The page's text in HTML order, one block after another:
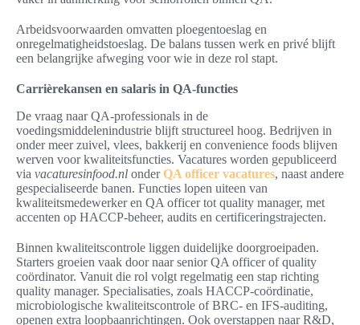
Arbeidsvoorwaarden omvatten ploegentoeslag en
onregelmatigheidstoeslag. De balans tussen werk en privé blijft
een belangrijke afweging voor wie in deze rol stapt.
Carrièrekansen en salaris in QA-functies
De vraag naar QA-professionals in de
voedingsmiddelenindustrie blijft structureel hoog. Bedrijven in
onder meer zuivel, vlees, bakkerij en convenience foods blijven
werven voor kwaliteitsfuncties. Vacatures worden gepubliceerd
via vacaturesinfood.nl onderQA officer vacatures, naast andere
gespecialiseerde banen. Functies lopen uiteen van
kwaliteitsmedewerker en QA officer tot quality manager, met
accenten op HACCP-beheer, audits en certificeringstrajecten.
Binnen kwaliteitscontrole liggen duidelijke doorgroeipaden.
Starters groeien vaak door naar senior QA officer of quality
coördinator. Vanuit die rol volgt regelmatig een stap richting
quality manager. Specialisaties, zoals HACCP-coördinatie,
microbiologische kwaliteitscontrole of BRC- en IFS-auditing,
openen extra loopbaanrichtingen. Ook overstappen naar R&D,